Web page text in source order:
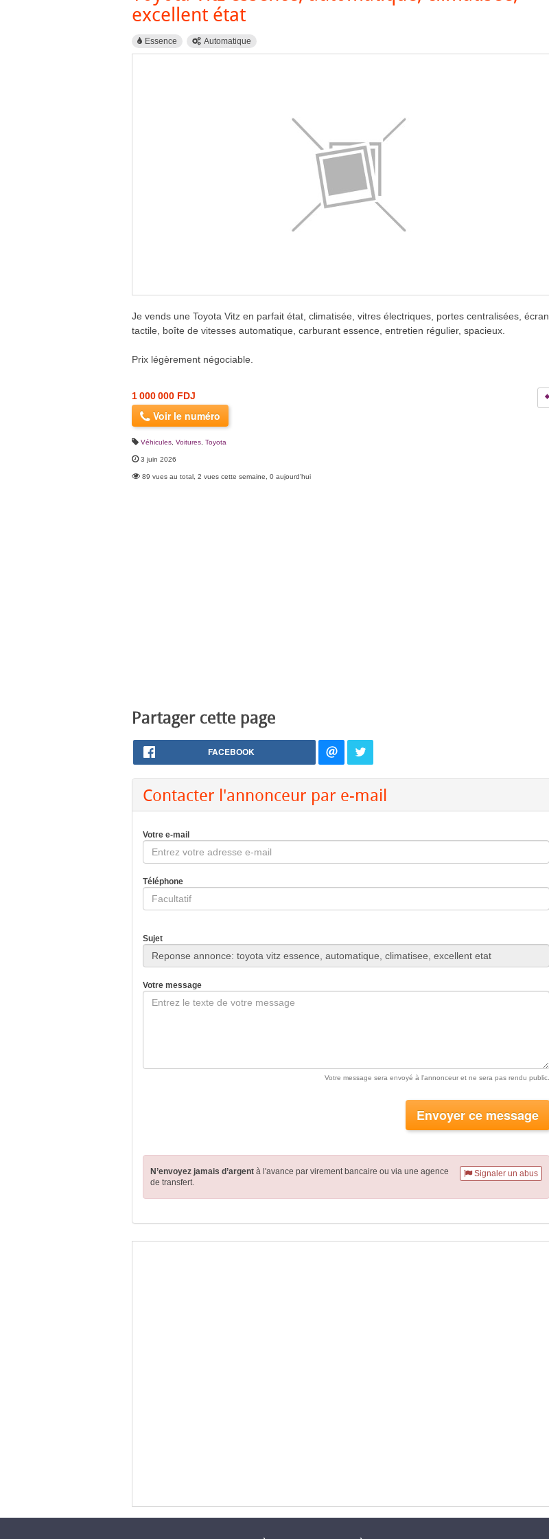
excellent état
Essence Automatique
Je vends une Toyota Vitz en parfait état, climatisée, vitres électriques, portes centralisées, écran
tactile, boîte de vitesses automatique, carburant essence, entretien régulier, spacieux.
Prix légèrement négociable.
1 000 000 FDJ
Voir le numéro
Véhicules Voitures Toyota
3 juin 2026
89 vues au total, 2 vues cette semaine, 0 aujourd'hui
Partager cette page
FACEBOOK
Contacter l'annonceur par e-mail
Votre e-mail
Téléphone
Sujet
Votre message
Votre message sera envoyé à l'annonceur et ne sera pas rendu public.
Envoyer ce message
Signaler un abus
N’envoyez jamais d’argent à l'avance par virement bancaire ou via une agence
de transfert.